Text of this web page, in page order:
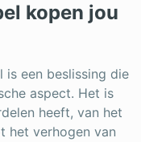
kopen jou
is een beslissing die
aspect. Het is
heeft, van het
het verhogen van